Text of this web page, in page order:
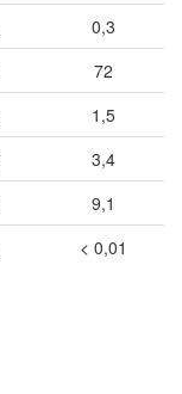
0,3
72
1,5
3,4
9,1
< 0,01